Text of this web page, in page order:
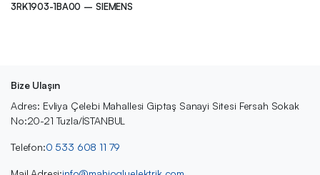
3RK1903-1BA00 – SIEMENS
Bize Ulaşın
Adres: Evliya Çelebi Mahallesi Giptaş Sanayi Sitesi Fersah Sokak
No:20-21 Tuzla/İSTANBUL
Telefon:0 533 608 11 79